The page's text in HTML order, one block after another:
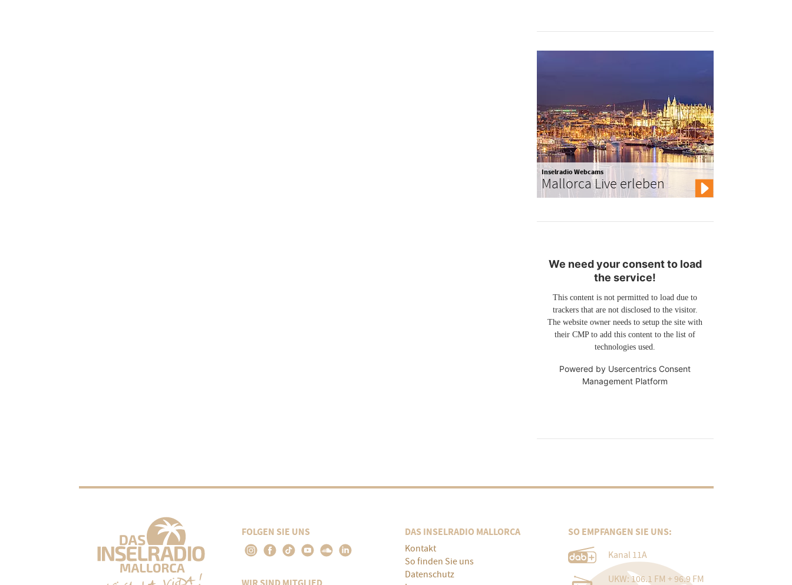
Inselradio Webcams
Mallorca Live erleben
We need your consent to load
the service!
This content is not permitted to load due to
trackers that are not disclosed to the visitor.
The website owner needs to setup the site with
their CMP to add this content to the list of
technologies used.
Powered by Usercentrics Consent
Management Platform
FOLGEN SIE UNS DAS INSELRADIO MALLORCA
Kontakt
So finden Sie uns
Datenschutz
SO EMPFANGEN SIE UNS:
Kanal 11A
UKW: 106.1 FM + 96.9 FM